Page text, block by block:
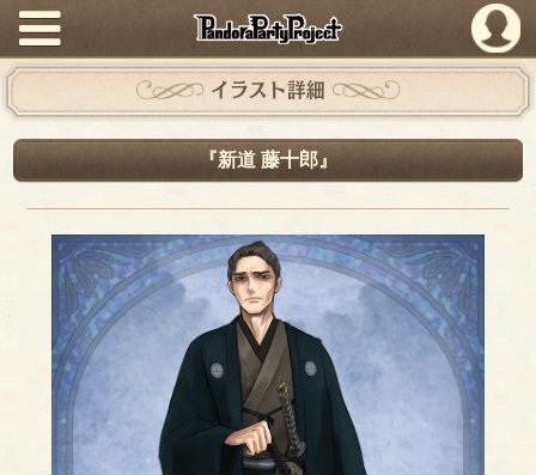
PandoraPartyProject
イラスト詳細
『新道 藤十郎』